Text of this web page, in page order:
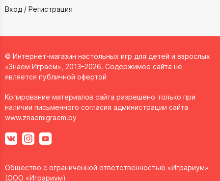
Вход / Регистрация
© Интернет-магазин настольных игр для детей и взрослых
«Знаем Играем», 2013–2026. Содержимое сайта не
является публичной офертой
Копирование материалов сайта разрешено только при
наличии письменного согласия администрации сайта
www.znaemigraem.by
Общество с ограниченной ответственностью «Играриум»
(ООО «Играриум)